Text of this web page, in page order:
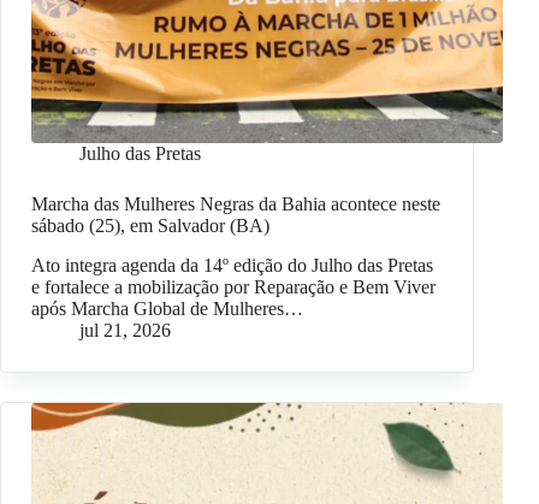
Julho das Pretas
Marcha das Mulheres Negras da Bahia acontece neste
sábado (25), em Salvador (BA)
Ato integra agenda da 14º edição do Julho das Pretas
e fortalece a mobilização por Reparação e Bem Viver
após Marcha Global de Mulheres…
jul 21, 2026